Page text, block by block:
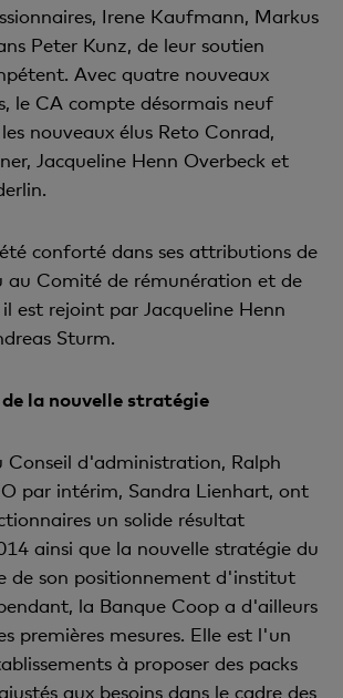
Irene Kaufmann, Markus
Peter Kunz, de leur soutien
Avec quatre nouveaux
le CA compte désormais neuf
nouveaux élus Reto Conrad,
Jacqueline Henn Overbeck et
conforté dans ses attributions de
au Comité de rémunération et de
est rejoint par Jacqueline Henn
Sturm.
la nouvelle stratégie
Conseil d'administration, Ralph
par intérim, Sandra Lienhart, ont
un solide résultat
ainsi que la nouvelle stratégie du
de son positionnement d'institut
la Banque Coop a d'ailleurs
premières mesures. Elle est l'un
à proposer des packs
aux besoins dans le cadre des